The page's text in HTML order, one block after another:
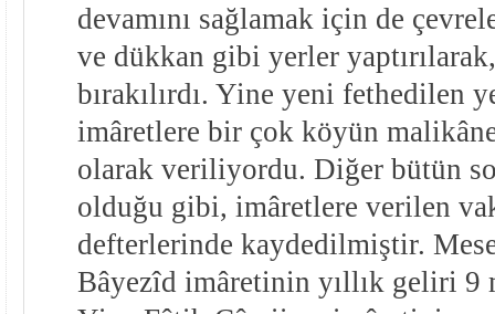
devamını sağlamak için de
ve dükkan gibi yerler
bırakılırdı. Yine yeni fethedilen
imâretlere bir çok köyün
olarak veriliyordu. Diğer bütün
olduğu gibi, imâretlere verilen
defterlerinde kaydedilmiştir.
Bâyezîd imâretinin yıllık geliri 9